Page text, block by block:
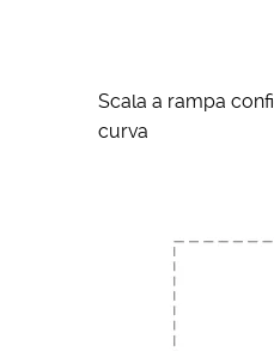
Scala a rampa
curva